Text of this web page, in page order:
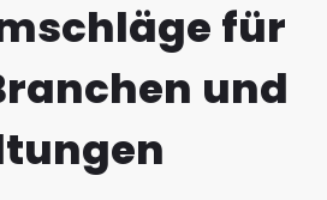
für
und